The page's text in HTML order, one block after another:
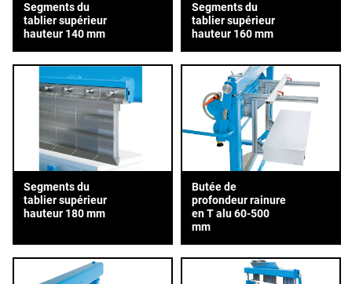
Segments du
tablier supérieur
hauteur 140 mm
Segments du
tablier supérieur
hauteur 160 mm
Segments du
tablier supérieur
hauteur 180 mm
Butée de
profondeur rainure
en T alu 60-500
mm